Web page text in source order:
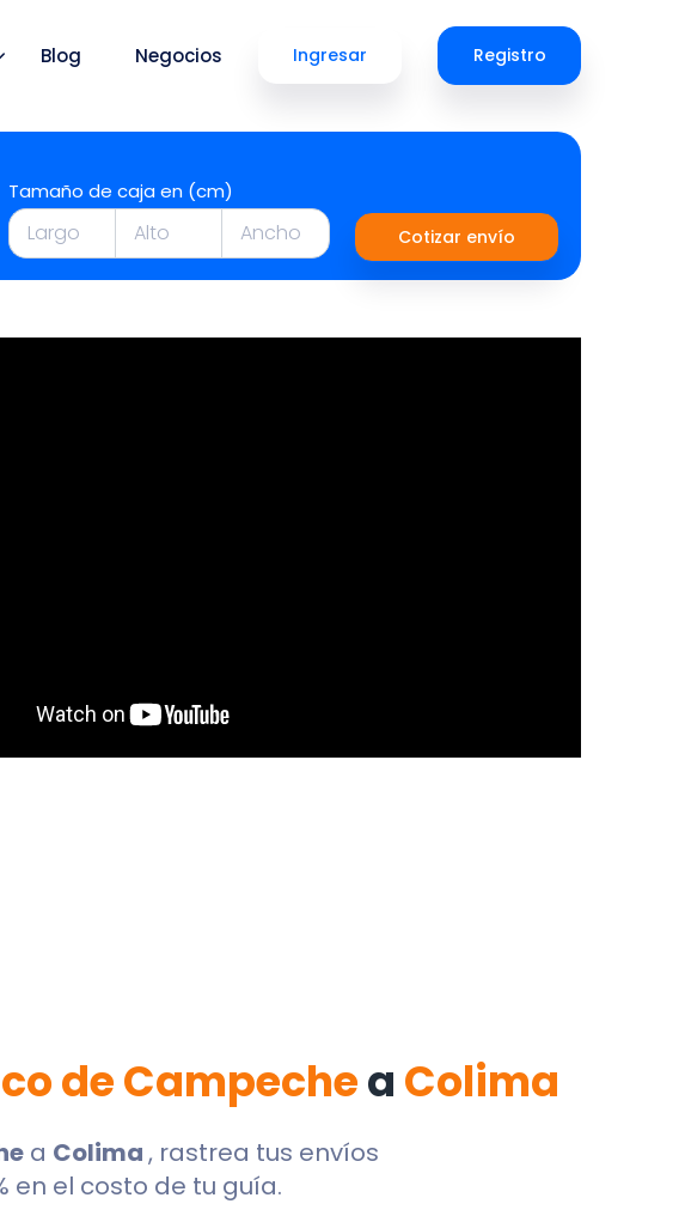
Blog Negocios Ingresar Registro
Tamaño de caja en (cm)
Cotizar envío
de Campechea Colima
a Colima, rastrea tus envíos
en el costo de tu guía.